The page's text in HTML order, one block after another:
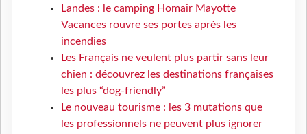
Landes : le camping Homair Mayotte
Vacances rouvre ses portes après les
incendies
Les Français ne veulent plus partir sans leur
chien : découvrez les destinations françaises
les plus “dog-friendly”
Le nouveau tourisme : les 3 mutations que
les professionnels ne peuvent plus ignorer